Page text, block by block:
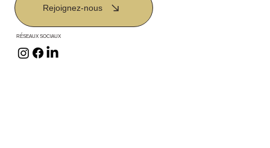
Rejoignez-nous
RÉSEAUX SOCIAUX